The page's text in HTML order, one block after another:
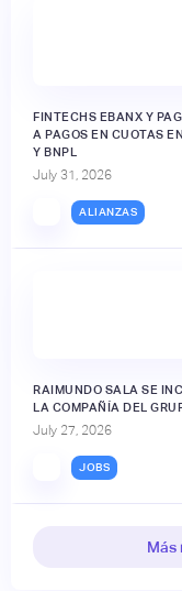
FINTECHS EBANX Y
A PAGOS EN CUOTAS
Y BNPL
July 31, 2026
ALIANZAS
RAIMUNDO SALA SE
LA COMPAÑÍA DEL
July 27, 2026
JOBS
Más